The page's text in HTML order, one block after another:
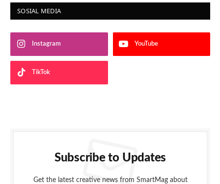
SOSIAL MEDIA
Instagram YouTube
TikTok
Subscribe to Updates
Get the latest creative news from SmartMag about